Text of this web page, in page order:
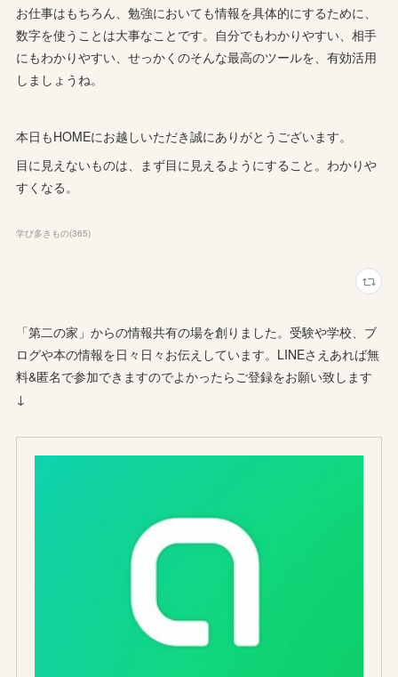
お仕事はもちろん、勉強においても情報を具体的にするために、
数字を使うことは大事なことです。自分でもわかりやすい、相手
にもわかりやすい、せっかくのそんな最高のツールを、有効活用
しましょうね。
本日もHOMEにお越しいただき誠にありがとうございます。
目に見えないものは、まず目に見えるようにすること。わかりや
すくなる。
学び多きもの(365)
「第二の家」からの情報共有の場を創りました。受験や学校、ブ
ログや本の情報を日々日々お伝えしています。LINEさえあれば無
料&匿名で参加できますのでよかったらご登録をお願い致します
↓